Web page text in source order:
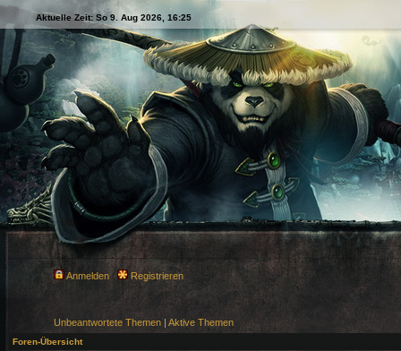
Aktuelle Zeit: So 9. Aug 2026, 16:25
Anmelden Registrieren
Unbeantwortete Themen | Aktive Themen
Foren-Übersicht